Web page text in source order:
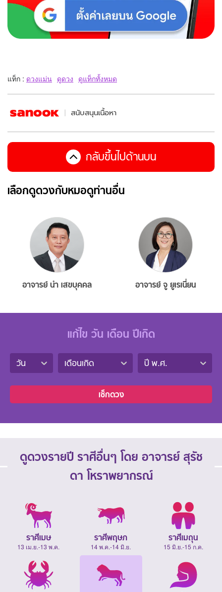
แท็ก : ดวงแม่น ดูดวง ดูแท็กทั้งหมด
สนับสนุนเนื้อหา
กลับขึ้นไปด้านบน
เลือกดูดวงกับหมอดูท่านอื่น
อาจารย์ นำ เสขบุคคล อาจารย์ จู ยูเรเนี่ยน
แก้ไข วัน เดือน ปีเกิด
วัน เดือนเกิด ปี พ.ศ.
เช็กดวง
ดูดวงรายปี ราศีอื่นๆ โดย อาจารย์ สุรัช
ดา โหราพยากรณ์
ราศีเมษ
13 เม.ย.-13 พ.ค.
ราศีพฤษภ
14 พ.ค.-14 มิ.ย.
ราศีเมถุน
15 มิ.ย.-15 ก.ค.